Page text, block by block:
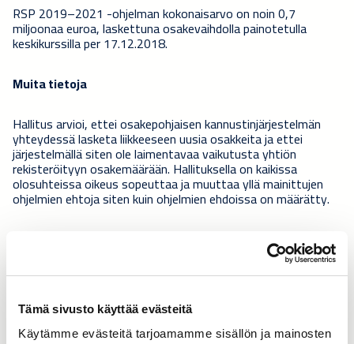
Tämä sivusto käyttää evästeitä
Käytämme evästeitä tarjoamamme sisällön ja mainosten
RSP 2019–2021 -ohjelman kokonaisarvo on noin 0,7
miljoonaa euroa, laskettuna osakevaihdolla painotetulla
keskikurssilla per 17.12.2018.
Muita tietoja
Hallitus arvioi, ettei osakepohjaisen kannustinjärjestelmän
yhteydessä lasketa liikkeeseen uusia osakkeita ja ettei
järjestelmällä siten ole laimentavaa vaikutusta yhtiön
rekisteröityyn osakemäärään. Hallituksella on kaikissa
olosuhteissa oikeus sopeuttaa ja muuttaa yllä mainittujen
ohjelmien ehtoja siten kuin ohjelmien ehdoissa on määrätty.
Jakelu: Nasdaq Helsinki, keskeiset tiedotusvälineet,